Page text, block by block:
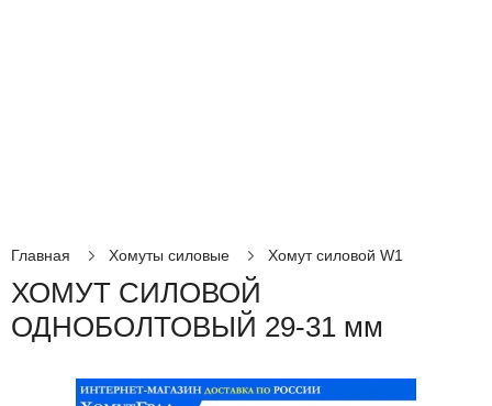
Главная Хомуты силовые Хомут силовой W1
ХОМУТ СИЛОВОЙ
ОДНОБОЛТОВЫЙ 29-31 мм